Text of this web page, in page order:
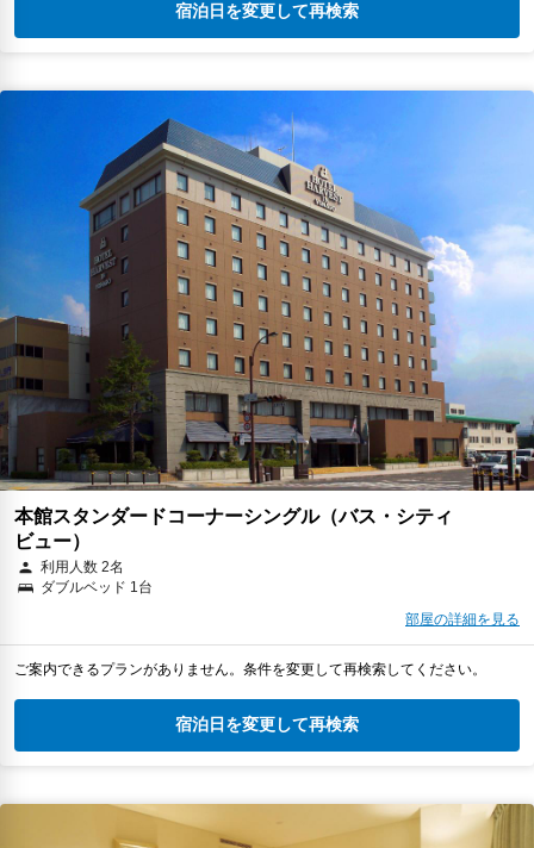
宿泊日を変更して再検索
本館スタンダードコーナーシングル（バス・シティ
ビュー）
利用人数 2名
ダブルベッド 1台
部屋の詳細を見る
ご案内できるプランがありません。条件を変更して再検索してください。
宿泊日を変更して再検索